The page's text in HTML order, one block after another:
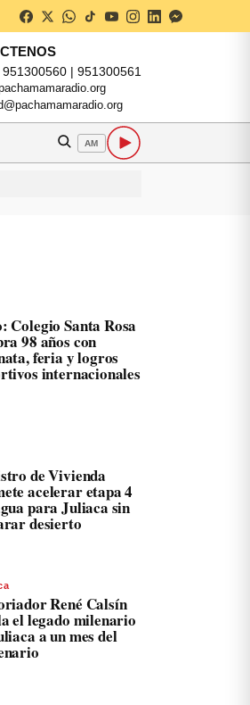
951300560 | 951300561
AM
Colegio Santa Rosa
98 años con
feria y logros
internacionales
de Vivienda
acelerar etapa 4
para Juliaca sin
desierto
René Calsín
el legado milenario
a un mes del